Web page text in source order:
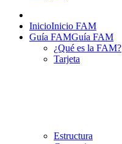
InicioInicio FAM
Guía FAMGuía FAM
¿Qué es la FAM?
Tarjeta
Estructura